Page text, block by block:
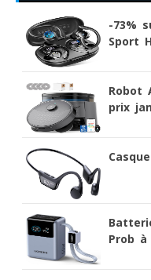
-73%
Sport
Robot
prix
Prob